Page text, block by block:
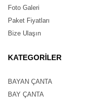
Foto Galeri
Paket Fiyatları
Bize Ulaşın
KATEGORİLER
BAYAN ÇANTA
BAY ÇANTA